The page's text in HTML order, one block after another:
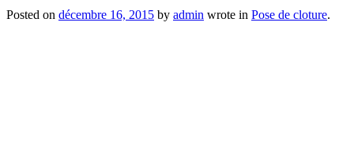
Posted on décembre 16, 2015 by admin wrote in Pose de cloture.